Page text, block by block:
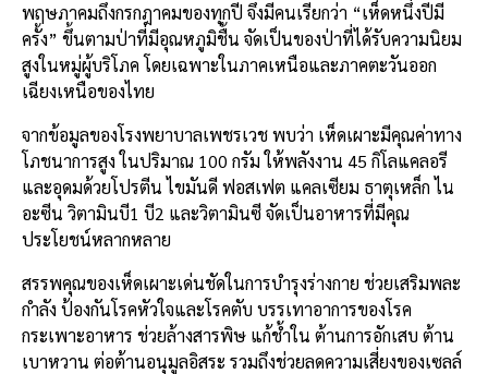
พฤษภาคมถึงกรกฎาคมของทุกปี จึงมีคนเรียกว่า “เห็ดหนึ่งปีมี
ครั้ง” ขึ้นตามป่าที่มีอุณหภูมิชื้น จัดเป็นของป่าที่ได้รับความนิยม
สูงในหมู่ผู้บริโภค โดยเฉพาะในภาคเหนือและภาคตะวันออก
เฉียงเหนือของไทย
จากข้อมูลของโรงพยาบาลเพชรเวช พบว่า เห็ดเผาะมีคุณค่าทาง
โภชนาการสูง ในปริมาณ 100 กรัม ให้พลังงาน 45 กิโลแคลอรี
และอุดมด้วยโปรตีน ไขมันดี ฟอสเฟต แคลเซียม ธาตุเหล็ก ไน
อะซีน วิตามินบี1 บี2 และวิตามินซี จัดเป็นอาหารที่มีคุณ
ประโยชน์หลากหลาย
สรรพคุณของเห็ดเผาะเด่นชัดในการบำรุงร่างกาย ช่วยเสริมพละ
กำลัง ป้องกันโรคหัวใจและโรคตับ บรรเทาอาการของโรค
กระเพาะอาหาร ช่วยล้างสารพิษ แก้ช้ำใน ต้านการอักเสบ ต้าน
เบาหวาน ต่อต้านอนุมูลอิสระ รวมถึงช่วยลดความเสี่ยงของเซลล์